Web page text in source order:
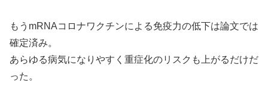
もうmRNAコロナワクチンによる免疫力の低下は論文では
確定済み。
あらゆる病気になりやすく重症化のリスクも上がるだけだ
った。